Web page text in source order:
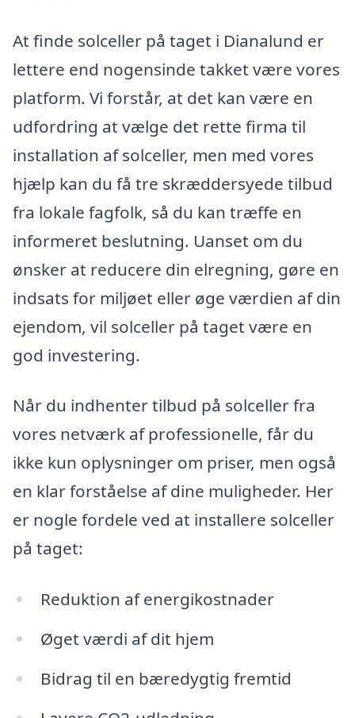
At finde solceller på taget i Dianalund er
lettere end nogensinde takket være vores
platform. Vi forstår, at det kan være en
udfordring at vælge det rette firma til
installation af solceller, men med vores
hjælp kan du få tre skræddersyede tilbud
fra lokale fagfolk, så du kan træffe en
informeret beslutning. Uanset om du
ønsker at reducere din elregning, gøre en
indsats for miljøet eller øge værdien af din
ejendom, vil solceller på taget være en
god investering.
Når du indhenter tilbud på solceller fra
vores netværk af professionelle, får du
ikke kun oplysninger om priser, men også
en klar forståelse af dine muligheder. Her
er nogle fordele ved at installere solceller
på taget:
Reduktion af energikostnader
Øget værdi af dit hjem
Bidrag til en bæredygtig fremtid